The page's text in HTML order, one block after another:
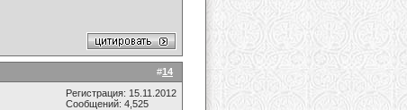
#14
Регистрация: 15.11.2012
Сообщений: 4,525